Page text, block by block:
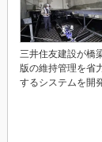
三井住友建設が橋
版の維持管理を省
するシステムを